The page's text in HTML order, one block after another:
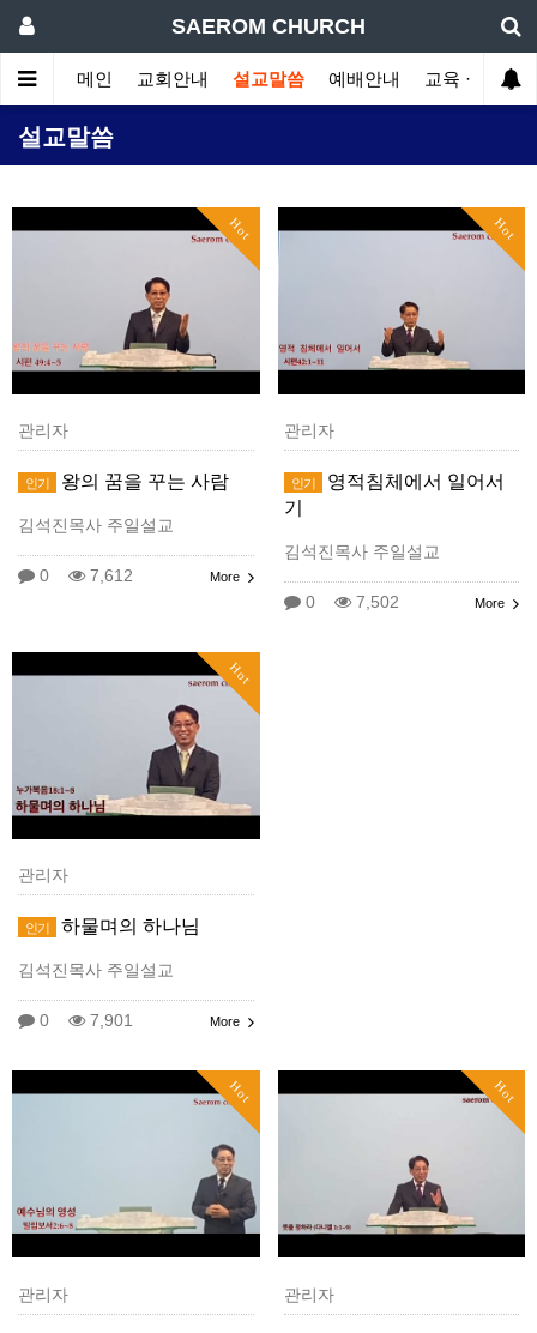
SAEROM CHURCH
메인 교회안내 설교말씀 예배안내 교육 · 훈련
설교말씀
Hot
관리자
인기 왕의 꿈을 꾸는 사람
김석진목사 주일설교
0 7,612 More
Hot
관리자
인기
영적침체에서 일어서
기
김석진목사 주일설교
0 7,502 More
Hot
관리자
인기 하물며의 하나님
김석진목사 주일설교
0 7,901 More
Hot
관리자
Hot
관리자